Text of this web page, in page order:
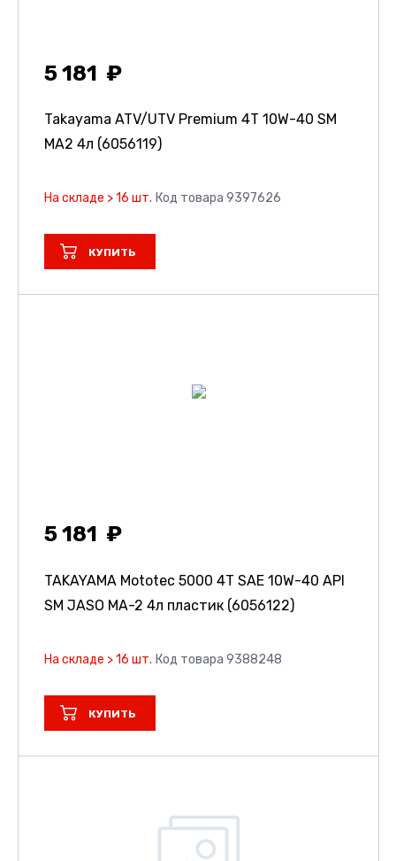
5 181
Takayama ATV/UTV Premium 4T 10W-40 SM
MA2 4л (6056119)
На складе > 16 шт. Код товара 9397626
КУПИТЬ
5 181
TAKAYAMA Mototec 5000 4T SAE 10W-40 API
SM JASO MA-2 4л пластик (6056122)
На складе > 16 шт. Код товара 9388248
КУПИТЬ